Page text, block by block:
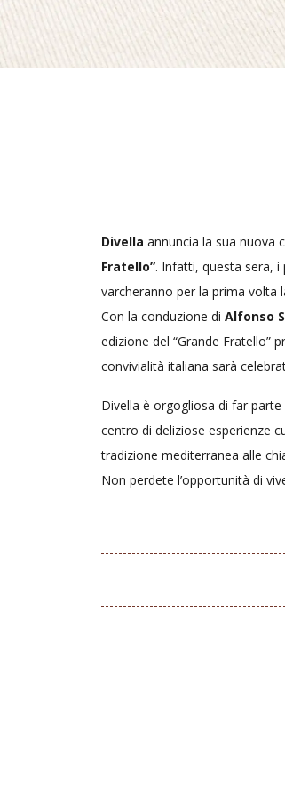
Divella annuncia la sua nuova
Fratello”. Infatti, questa sera,
varcheranno per la prima volta
Con la conduzione di Alfonso
edizione del “Grande Fratello”
convivialità italiana sarà
Divella è orgogliosa di far
centro di deliziose esperienze
tradizione mediterranea alle
Non perdete l’opportunità di